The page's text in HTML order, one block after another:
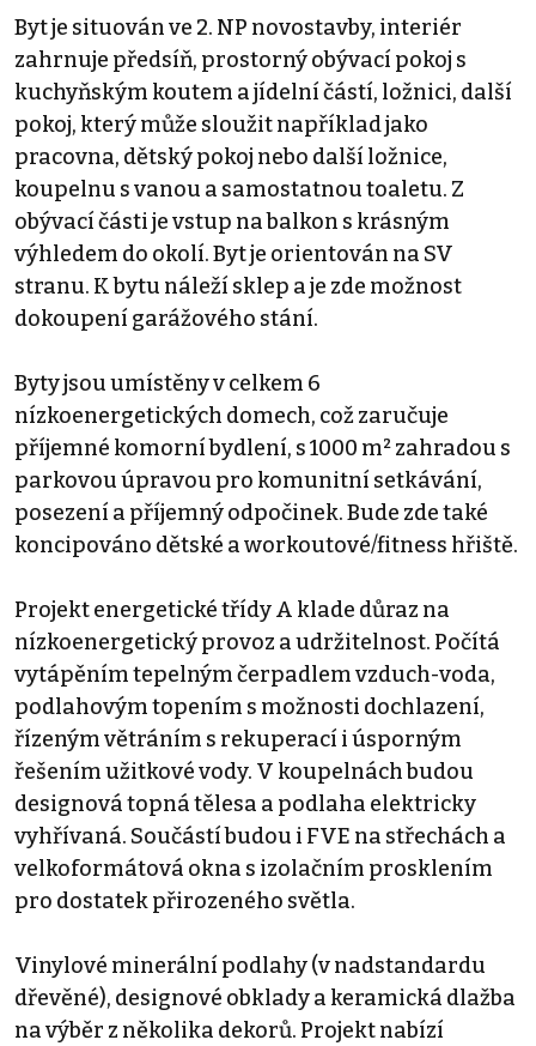
Byt je situován ve 2. NP novostavby, interiér
zahrnuje předsíň, prostorný obývací pokoj s
kuchyňským koutem a jídelní částí, ložnici, další
pokoj, který může sloužit například jako
pracovna, dětský pokoj nebo další ložnice,
koupelnu s vanou a samostatnou toaletu. Z
obývací části je vstup na balkon s krásným
výhledem do okolí. Byt je orientován na SV
stranu. K bytu náleží sklep a je zde možnost
dokoupení garážového stání.
Byty jsou umístěny v celkem 6
nízkoenergetických domech, což zaručuje
příjemné komorní bydlení, s 1000 m² zahradou s
parkovou úpravou pro komunitní setkávání,
posezení a příjemný odpočinek. Bude zde také
koncipováno dětské a workoutové/fitness hřiště.
Projekt energetické třídy A klade důraz na
nízkoenergetický provoz a udržitelnost. Počítá
vytápěním tepelným čerpadlem vzduch-voda,
podlahovým topením s možnosti dochlazení,
řízeným větráním s rekuperací i úsporným
řešením užitkové vody. V koupelnách budou
designová topná tělesa a podlaha elektricky
vyhřívaná. Součástí budou i FVE na střechách a
velkoformátová okna s izolačním prosklením
pro dostatek přirozeného světla.
Vinylové minerální podlahy (v nadstandardu
dřevěné), designové obklady a keramická dlažba
na výběr z několika dekorů. Projekt nabízí